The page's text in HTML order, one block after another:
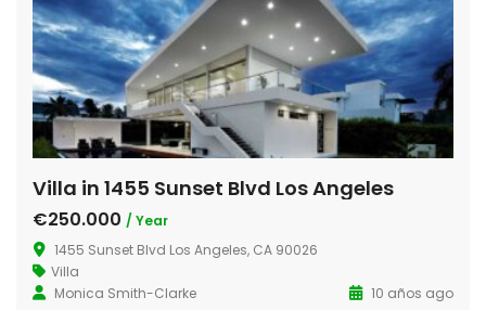
Villa in 1455 Sunset Blvd Los Angeles
€250.000 / Year
1455 Sunset Blvd Los Angeles, CA 90026
Villa
Monica Smith-Clarke
10 años ago